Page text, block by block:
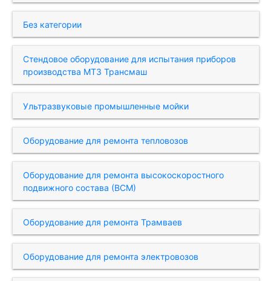
Без категории
Стендовое оборудование для испытания приборов
производства МТЗ Трансмаш
Ультразвуковые промышленные мойки
Оборудование для ремонта тепловозов
Оборудование для ремонта высокоскоростного
подвижного состава (ВСМ)
Оборудование для ремонта Трамваев
Оборудование для ремонта электровозов